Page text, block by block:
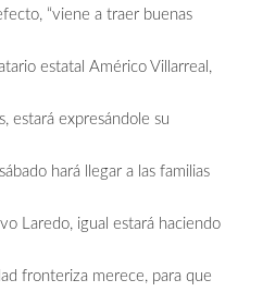
“viene a traer buenas
estatal Américo Villarreal,
estará expresándole su
hará llegar a las familias
Laredo, igual estará haciendo
fronteriza merece, para que